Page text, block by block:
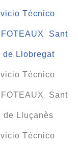
Técnico
Sant
de Llobregat
Técnico
Sant
de Lluçanès
Técnico